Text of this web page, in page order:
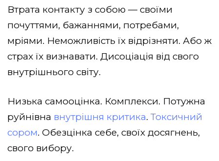
Втрата контакту з собою — своїми
почуттями, бажаннями, потребами,
мріями. Неможливість їх відрізняти. Або ж
страх їх визнавати. Дисоціація від свого
внутрішнього світу.
Низька самооцінка. Комплекси. Потужна
руйнівна внутрішня критика. Токсичний
сором. Обезцінка себе, своїх досягнень,
свого вибору.